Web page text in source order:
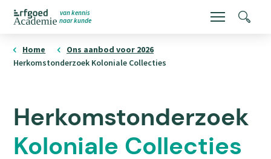
Overslaan
naar
de
homepage
van kennis
naar kunde
Menu
Home
Ons aanbod voor 2026
Herkomstonderzoek Koloniale Collecties
Herkomstonderzoek
Koloniale Collecties